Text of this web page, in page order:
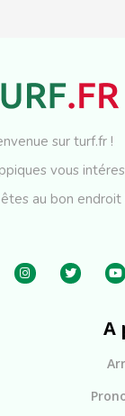
sur turf.fr !
vous
au bon endroit
A